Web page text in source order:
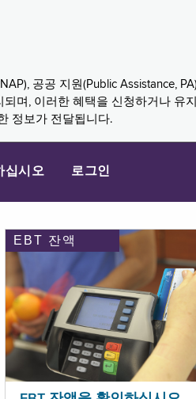
공공 지원(Public Assistance,
며, 이러한 혜택을 신청하거나 유
정보가 전달됩니다.
십시오 로그인
EBT 잔액